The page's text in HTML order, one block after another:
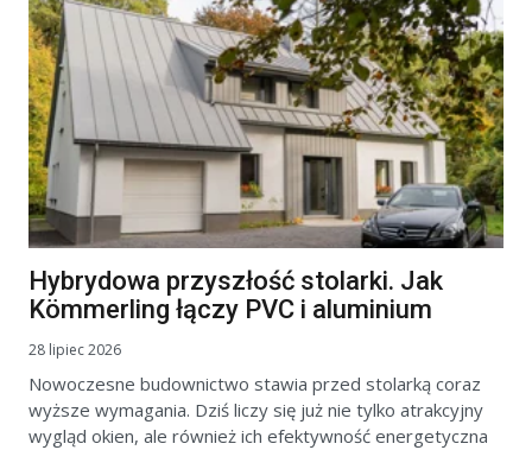
Hybrydowa przyszłość stolarki. Jak
Kömmerling łączy PVC i aluminium
28 lipiec 2026
Nowoczesne budownictwo stawia przed stolarką coraz
wyższe wymagania. Dziś liczy się już nie tylko atrakcyjny
wygląd okien, ale również ich efektywność energetyczna